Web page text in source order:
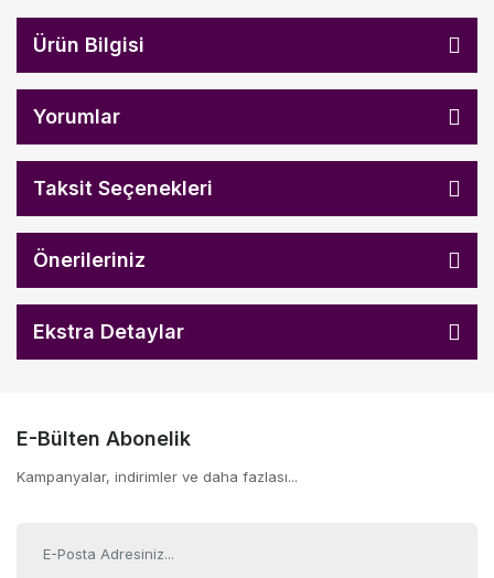
Ürün Bilgisi
Yorumlar
Taksit Seçenekleri
Önerileriniz
Ekstra Detaylar
E-Bülten Abonelik
Kampanyalar, indirimler ve daha fazlası...